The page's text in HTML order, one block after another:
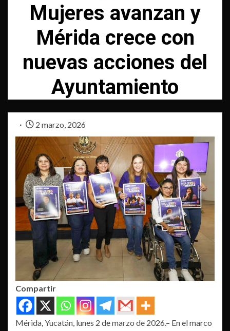
Mujeres avanzan y
Mérida crece con
nuevas acciones del
Ayuntamiento
2 marzo, 2026
Compartir
Mérida, Yucatán, lunes 2 de marzo de 2026.– En el marco